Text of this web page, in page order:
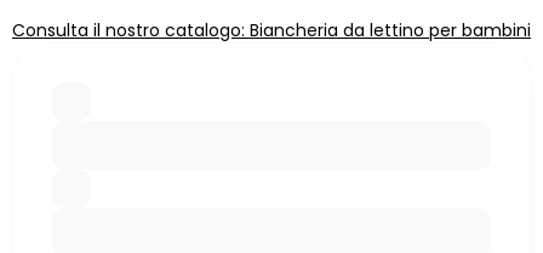
Consulta il nostro catalogo: Biancheria da lettino per bambini